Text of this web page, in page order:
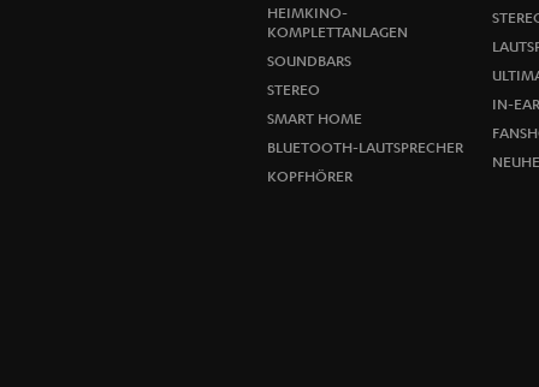
HEIMKINO-
KOMPLETTANLAGEN
SOUNDBARS
STEREO
SMART HOME
BLUETOOTH-LAUTSPRECHER
KOPFHÖRER
IN-